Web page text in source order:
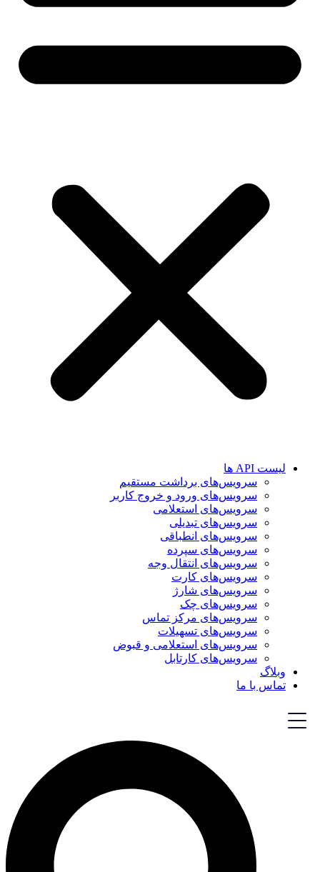
لیست API ها
سرویس‌های برداشت مستقیم
سرویس‌های ورود و خروج کاربر
سرویس‌های استعلامی
سرویس‌های تبدیلی
سرویس‌های انطباقی
سرویس‌های سپرده
سرویس‌های انتقال وجه
سرویس‌های کارت
سرویس‌های شارژ
سرویس‌های چک
سرویس‌های مرکز تماس
سرویس‌های تسهیلات
سرویس‌های استعلامی و قبوض
سرویس‌های کارتابل
وبلاگ
تماس با ما